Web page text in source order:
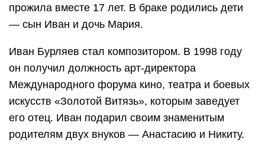
прожила вместе 17 лет. В браке родились дети
— сын Иван и дочь Мария.
Иван Бурляев стал композитором. В 1998 году
он получил должность арт-директора
Международного форума кино, театра и боевых
искусств «Золотой Витязь», которым заведует
его отец. Иван подарил своим знаменитым
родителям двух внуков — Анастасию и Никиту.